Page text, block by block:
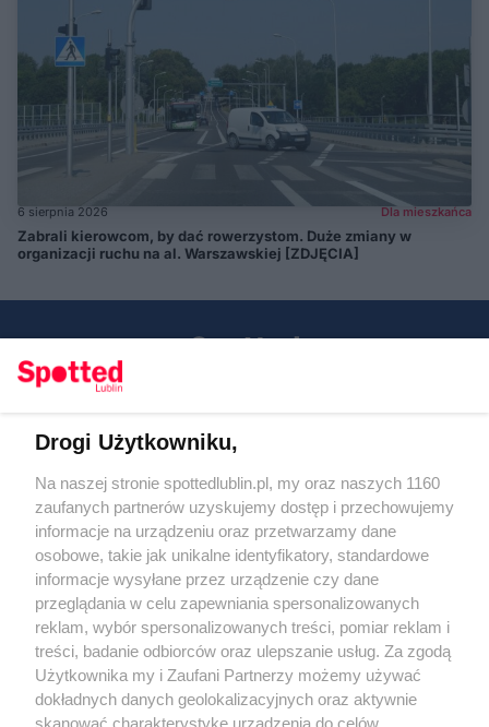
6 sierpnia 2026 Dla mieszkańca
Zabrali kierowcom, by dać rowerzystom. Duże zmiany w
organizacji ruchu na al. Warszawskiej [ZDJĘCIA]
KATEGORIE
OGŁOSZENIA
WYDARZENIA
Regulamin
Polityka prywatności
RODO
Warunki korzystania z treści
Drogi Użytkowniku,
Na naszej stronie spottedlublin.pl, my oraz naszych 1160
zaufanych partnerów uzyskujemy dostęp i przechowujemy
informacje na urządzeniu oraz przetwarzamy dane
osobowe, takie jak unikalne identyfikatory, standardowe
informacje wysyłane przez urządzenie czy dane
przeglądania w celu zapewniania spersonalizowanych
reklam, wybór spersonalizowanych treści, pomiar reklam i
treści, badanie odbiorców oraz ulepszanie usług. Za zgodą
Użytkownika my i Zaufani Partnerzy możemy używać
dokładnych danych geolokalizacyjnych oraz aktywnie
skanować charakterystykę urządzenia do celów